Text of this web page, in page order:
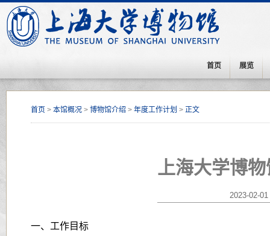
首页 展览
首页 > 本馆概况 > 博物馆介绍 > 年度工作计划 > 正文
上海大学博
2023-02-
一、工作目标